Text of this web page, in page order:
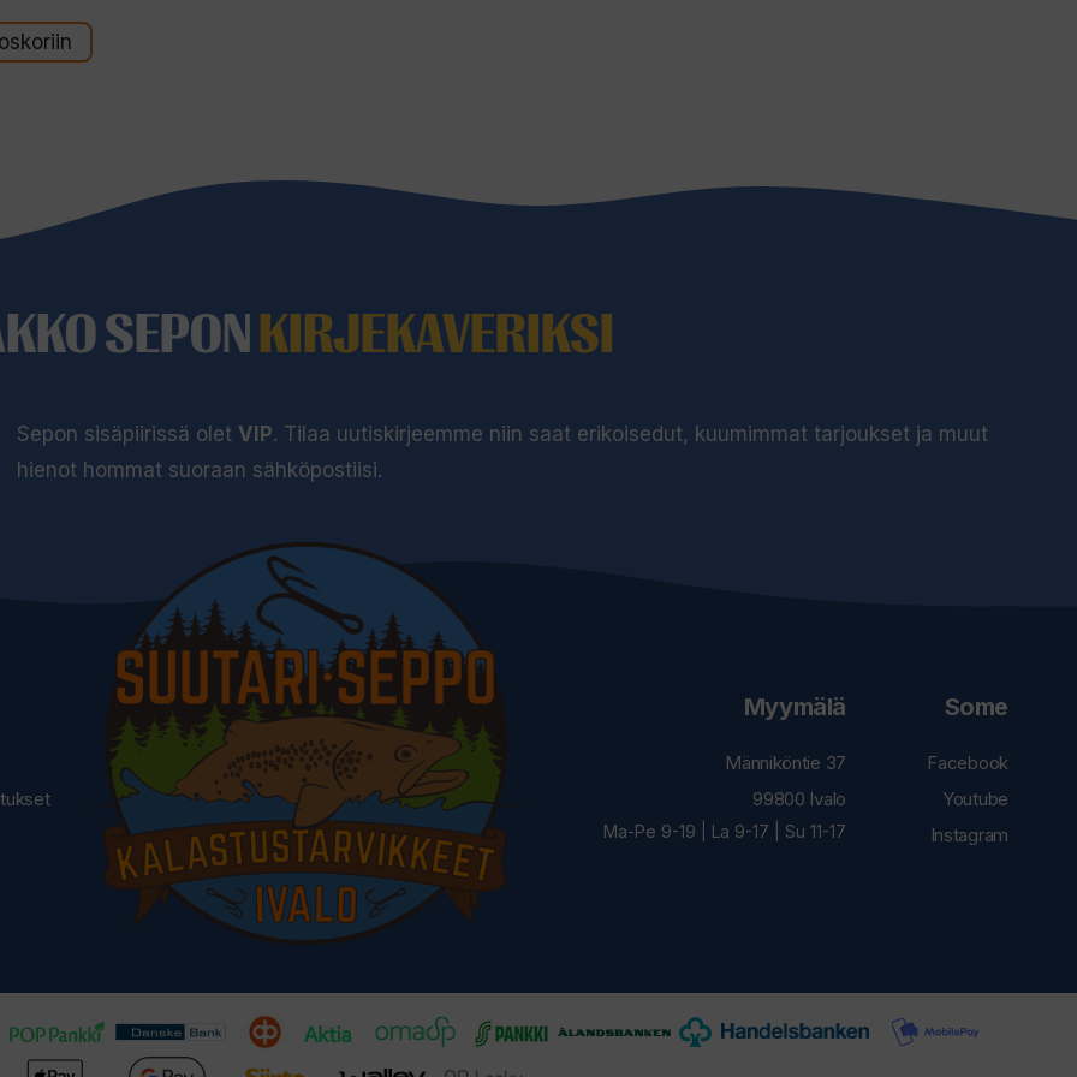
SEPONKIRJEKAVERIKSI
Sepon sisäpiirissä oletVIP. Tilaa uutiskirjeemme niin saat erikoisedut, kuumimmat tarjoukset ja muut
hienot hommat suoraan sähköpostiisi.
Myymälä
Männiköntie 37
99800 Ivalo
Ma-Pe 9-19 | La 9-17 | Su 11-17
Some
Facebook
Youtube
Instagram